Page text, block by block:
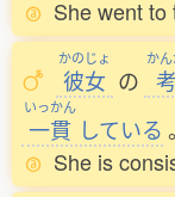
She went to
かのじょ
彼女 の
か
考
いっかん
一貫 している 。
She is